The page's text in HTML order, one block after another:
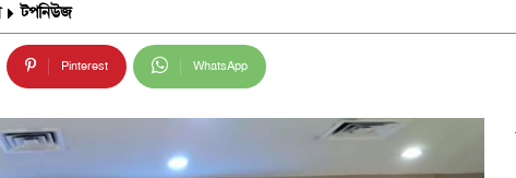
টপনিউজ
Pinterest WhatsApp